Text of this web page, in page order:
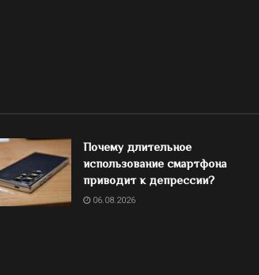
Почему длительное
использование смартфона
приводит к депрессии?
06.08.2026